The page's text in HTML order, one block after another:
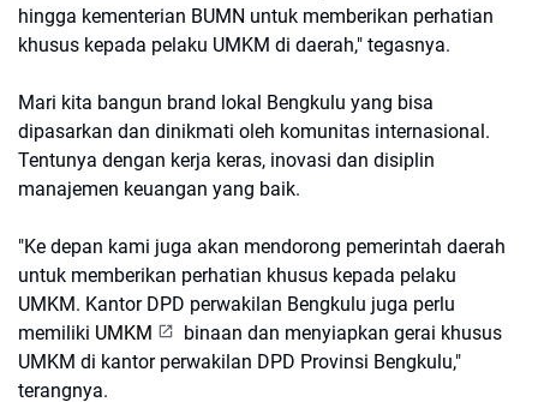
hingga kementerian BUMN untuk memberikan perhatian
khusus kepada pelaku UMKM di daerah," tegasnya.
Mari kita bangun brand lokal Bengkulu yang bisa
dipasarkan dan dinikmati oleh komunitas internasional.
Tentunya dengan kerja keras, inovasi dan disiplin
manajemen keuangan yang baik.
"Ke depan kami juga akan mendorong pemerintah daerah
untuk memberikan perhatian khusus kepada pelaku
UMKM. Kantor DPD perwakilan Bengkulu juga perlu
memiliki UMKM
binaan dan menyiapkan gerai khusus
UMKM di kantor perwakilan DPD Provinsi Bengkulu,"
terangnya.